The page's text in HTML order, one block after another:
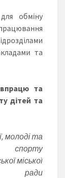
обміну
та
та
дітей та
молоді та
спорту
міської
ради